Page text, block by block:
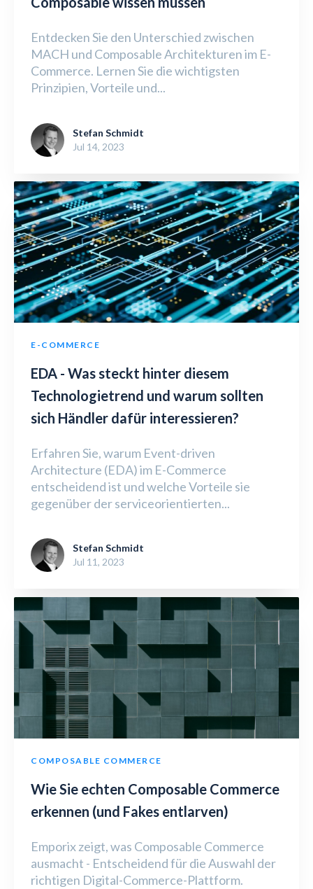
Entdecken Sie den Unterschied zwischen
MACH und Composable Architekturen im E-
Commerce. Lernen Sie die wichtigsten
Prinzipien, Vorteile und...
Stefan Schmidt
Jul 14, 2023
E-COMMERCE
EDA - Was steckt hinter diesem
Technologietrend und warum sollten
sich Händler dafür interessieren?
Erfahren Sie, warum Event-driven
Architecture (EDA) im E-Commerce
entscheidend ist und welche Vorteile sie
gegenüber der serviceorientierten...
Stefan Schmidt
Jul 11, 2023
COMPOSABLE COMMERCE
Wie Sie echten Composable Commerce
erkennen (und Fakes entlarven)
Emporix zeigt, was Composable Commerce
ausmacht - Entscheidend für die Auswahl der
richtigen Digital-Commerce-Plattform.